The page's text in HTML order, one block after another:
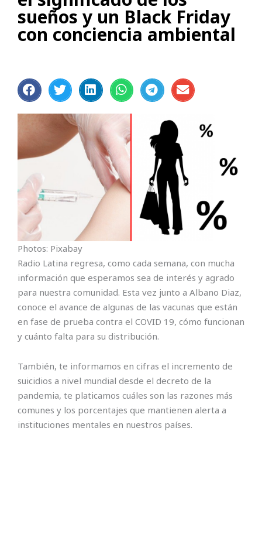
sueños y un Black Friday
con conciencia ambiental
Photos: Pixabay
Radio Latina regresa, como cada semana, con mucha
información que esperamos sea de interés y agrado
para nuestra comunidad. Esta vez junto a Albano Diaz,
conoce el avance de algunas de las vacunas que están
en fase de prueba contra el COVID 19, cómo funcionan
y cuánto falta para su distribución.
También, te informamos en cifras el incremento de
suicidios a nivel mundial desde el decreto de la
pandemia, te platicamos cuáles son las razones más
comunes y los porcentajes que mantienen alerta a
instituciones mentales en nuestros países.